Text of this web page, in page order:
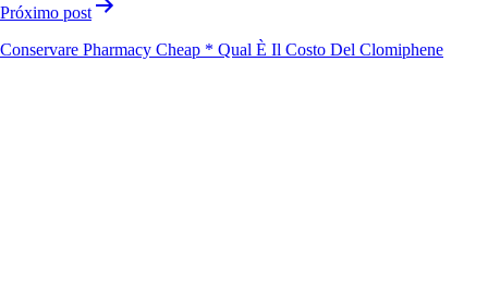
Próximo post
Conservare Pharmacy Cheap * Qual È Il Costo Del Clomiphene